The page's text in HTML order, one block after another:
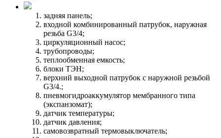
задняя панель;
входной комбинированный патрубок, наружная
резьба G3/4;
циркуляционный насос;
трубопроводы;
теплообменная емкость;
блоки ТЭН;
верхний выходной патрубок с наружной резьбой
G3/4.;
пневмогидроаккумулятор мембранного типа
(экспанзомат);
датчик температуры;
датчик давления;
самовозвратный термовыключатель;